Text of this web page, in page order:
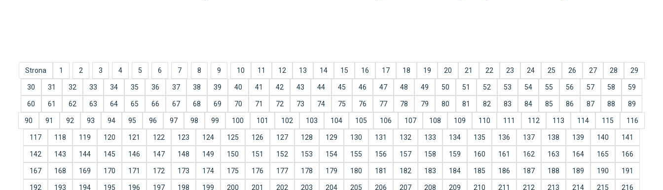
Strona 1 2 3 4 5 6 7 8 9 10 11 12 13 14 15 16 17 18 19 20 21 22 23 24 25 26 27 28 29
30 31 32 33 34 35 36 37 38 39 40 41 42 43 44 45 46 47 48 49 50 51 52 53 54 55 56 57 58 59
60 61 62 63 64 65 66 67 68 69 70 71 72 73 74 75 76 77 78 79 80 81 82 83 84 85 86 87 88 89
90 91 92 93 94 95 96 97 98 99 100 101 102 103 104 105 106 107 108 109 110 111 112 113 114 115 116
117 118 119 120 121 122 123 124 125 126 127 128 129 130 131 132 133 134 135 136 137 138 139 140 141
142 143 144 145 146 147 148 149 150 151 152 153 154 155 156 157 158 159 160 161 162 163 164 165 166
167 168 169 170 171 172 173 174 175 176 177 178 179 180 181 182 183 184 185 186 187 188 189 190 191
192 193 194 195 196 197 198 199 200 201 202 203 204 205 206 207 208 209 210 211 212 213 214 215 216